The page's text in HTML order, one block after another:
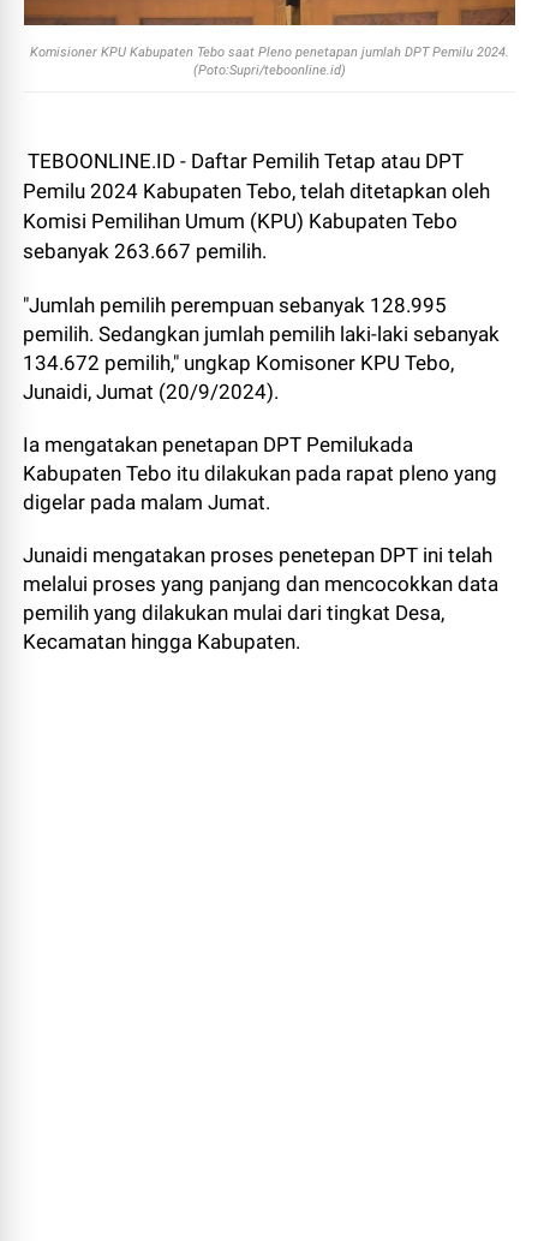
Komisioner KPU Kabupaten Tebo saat Pleno penetapan jumlah DPT Pemilu 2024.
(Poto:Supri/teboonline.id)
TEBOONLINE.ID - Daftar Pemilih Tetap atau DPT
Pemilu 2024 Kabupaten Tebo, telah ditetapkan oleh
Komisi Pemilihan Umum (KPU) Kabupaten Tebo
sebanyak 263.667 pemilih.
"Jumlah pemilih perempuan sebanyak 128.995
pemilih. Sedangkan jumlah pemilih laki-laki sebanyak
134.672 pemilih," ungkap Komisoner KPU Tebo,
Junaidi, Jumat (20/9/2024).
Ia mengatakan penetapan DPT Pemilukada
Kabupaten Tebo itu dilakukan pada rapat pleno yang
digelar pada malam Jumat.
Junaidi mengatakan proses penetepan DPT ini telah
melalui proses yang panjang dan mencocokkan data
pemilih yang dilakukan mulai dari tingkat Desa,
Kecamatan hingga Kabupaten.